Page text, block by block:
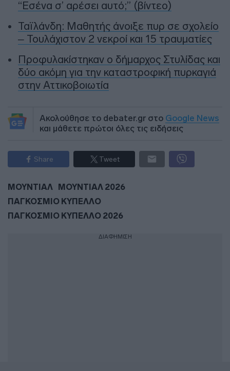
“Εσένα σ’ αρέσει αυτό;” (βίντεο)
Ταϊλάνδη: Μαθητής άνοιξε πυρ σε σχολείο
– Τουλάχιστον 2 νεκροί και 15 τραυματίες
Προφυλακίστηκαν ο δήμαρχος Στυλίδας και
δύο ακόμη για την καταστροφική πυρκαγιά
στην Αττικοβοιωτία
Ακολούθησε το debater.gr στο Google News
και μάθετε πρώτοι όλες τις ειδήσεις
Share Tweet
ΜΟΥΝΤΙΑΛ
ΜΟΥΝΤΙΑΛ 2026
ΠΑΓΚΟΣΜΙΟ ΚΥΠΕΛΛΟ
ΠΑΓΚΟΣΜΙΟ ΚΥΠΕΛΛΟ 2026
ΔΙΑΦΗΜΙΣΗ